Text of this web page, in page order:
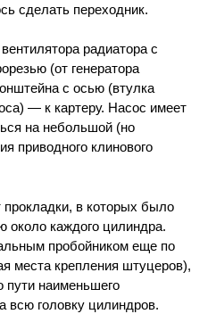
сделать переходник.
радиатора с
(от генератора
с осью (втулка
— к картеру. Насос имеет
на небольшой (но
приводного клинового
в которых было
около каждого цилиндра.
пробойником еще по
места крепления штуцеров),
наименьшего
всю головку цилиндров.